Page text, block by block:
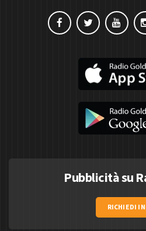
Pubblicità su
RICHIEDI